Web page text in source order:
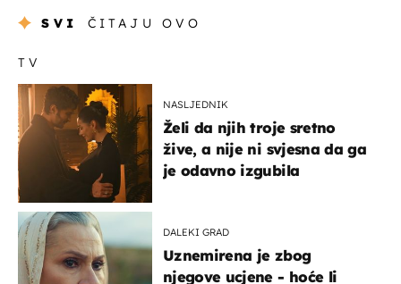
SVI ČITAJU OVO
TV
NASLJEDNIK
Želi da njih troje sretno
žive, a nije ni svjesna da ga
je odavno izgubila
DALEKI GRAD
Uznemirena je zbog
njegove ucjene - hoće li